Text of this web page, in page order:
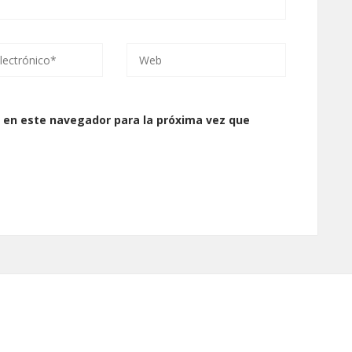
este navegador para la próxima vez que